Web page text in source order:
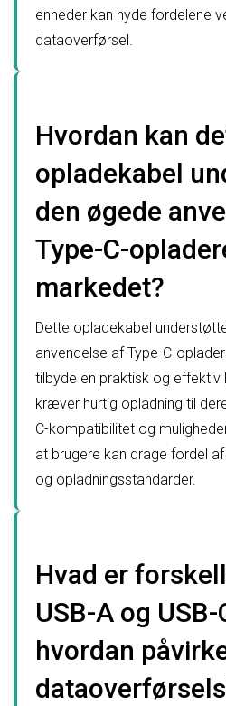
enheder kan nyde fordelene
dataoverførsel.
Hvordan kan
opladekabel
den øgede
Type-C-
markedet?
Dette opladekabel
anvendelse af Type-C-
tilbyde en praktisk og effektiv
kræver hurtig opladning til
C-kompatibilitet og
at brugere kan drage fordel
og opladningsstandarder.
Hvad er
USB-A og
hvordan